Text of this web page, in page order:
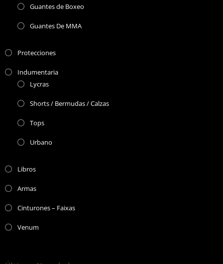
Guantes de Boxeo
Guantes De MMA
Protecciones
Indumentaria
Lycras
Shorts / Bermudas / Calzas
Tops
Urbano
Libros
Armas
Cinturones – Faixas
Venum